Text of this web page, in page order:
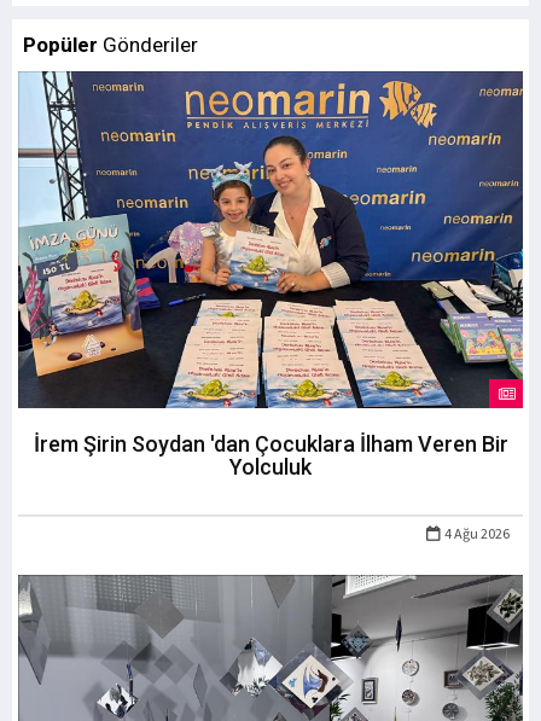
Popüler Gönderiler
İrem Şirin Soydan 'dan Çocuklara İlham Veren Bir
Yolculuk
4 Ağu 2026